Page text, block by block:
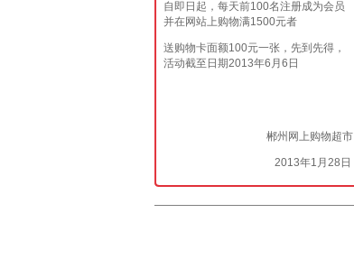
自即日起，每天前100名注册成为会员
并在网站上购物满1500元者
送购物卡面额100元一张，先到先得，
活动截至日期2013年6月6日
郴州网上购物超市
2013年1月28日